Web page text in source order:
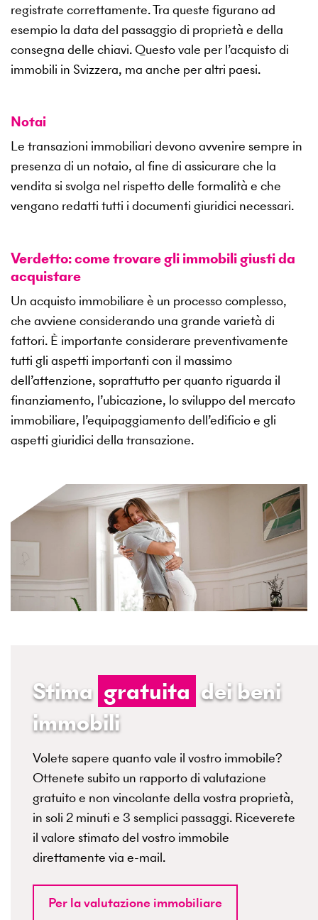
registrate correttamente. Tra queste figurano ad
esempio la data del passaggio di proprietà e della
consegna delle chiavi. Questo vale per l’acquisto di
immobili in Svizzera, ma anche per altri paesi.
Notai
Le transazioni immobiliari devono avvenire sempre in
presenza di un notaio, al fine di assicurare che la
vendita si svolga nel rispetto delle formalità e che
vengano redatti tutti i documenti giuridici necessari.
Verdetto: come trovare gli immobili giusti da
acquistare
Un acquisto immobiliare è un processo complesso,
che avviene considerando una grande varietà di
fattori. È importante considerare preventivamente
tutti gli aspetti importanti con il massimo
dell’attenzione, soprattutto per quanto riguarda il
finanziamento, l’ubicazione, lo sviluppo del mercato
immobiliare, l’equipaggiamento dell’edificio e gli
aspetti giuridici della transazione.
Stima gratuita dei beni
immobili
Volete sapere quanto vale il vostro immobile?
Ottenete subito un rapporto di valutazione
gratuito e non vincolante della vostra proprietà,
in soli 2 minuti e 3 semplici passaggi. Riceverete
il valore stimato del vostro immobile
direttamente via e-mail.
Per la valutazione immobiliare